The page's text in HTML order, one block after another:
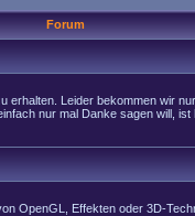
Forum
erhalten. Leider bekommen wir
nur mal Danke sagen will, ist
OpenGL, Effekten oder 3D-